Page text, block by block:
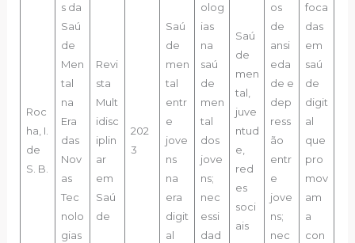
Roc
ha, I.
de
S. B.
s da
Saú
de
Men
tal
na
Era
das
Nov
as
Tec
nolo
gias
Revi
sta
Mult
idisc
iplin
ar
em
Saú
de
202
3
Saú
de
men
tal
entr
e
jove
ns
na
era
digit
al
olog
ias
na
saú
de
men
tal
dos
jove
ns;
nec
essi
dad
Saú
de
men
tal,
juve
ntud
e,
red
es
soci
ais
os
de
ansi
eda
de e
dep
ress
ão
entr
e
jove
ns;
nec
foca
das
em
saú
de
digit
al
que
pro
mov
am
a
con